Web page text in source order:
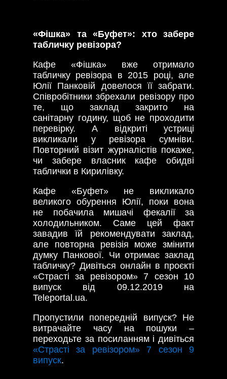
«Фішка» та «Буфет»: хто забере
табличку ревізора?
Кафе «Фішка» вже отримало
табличку ревізора в 2015 році, але
Юлії Панковій довелося її забрати.
Співробітники збрехали ревізору про
те, що заклад закрито на
санітарну годину, щоб не проходити
перевірку. А відкриті устриці
викликали у ревізора сумніви.
Повторний візит журналістів покаже,
чи забере власник кафе обидві
таблички в Кирилівку.
Кафе «Буфет» не викликало
великого обурення Юлії, поки вона
не побачила мишачі фекалії за
холодильником. Саме цей факт
завадив їй рекомендувати заклад,
але повторна ревізія може змінити
думку Панкової. Чи отримає заклад
табличку? Дивіться онлайн в проєкті
«Страсті за ревізором» 7 сезон 10
випуск від 09.12.2019 на
Teleportal.ua.
Пропустили попередній випуск? Не
витрачайте часу на пошуки –
переходьте за посиланням і дивіться
«Страсті за ревізором» 7 сезон 9
випуск.